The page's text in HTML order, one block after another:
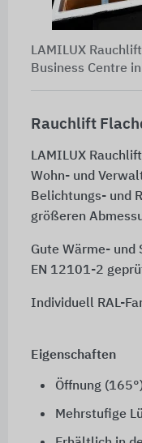
LAMILUX
Business Centre
Rauchlift
LAMILUX
Wohn- und
Belichtungs- und
größeren
Gute Wärme- und
EN 12101-2
Individuell RAL-
Eigenschaften
Öffnung
Mehrstufige